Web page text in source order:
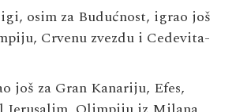
osim za Budućnost, igrao još
Crvenu zvezdu i Cedevita-
još za Gran Kanariju, Efes,